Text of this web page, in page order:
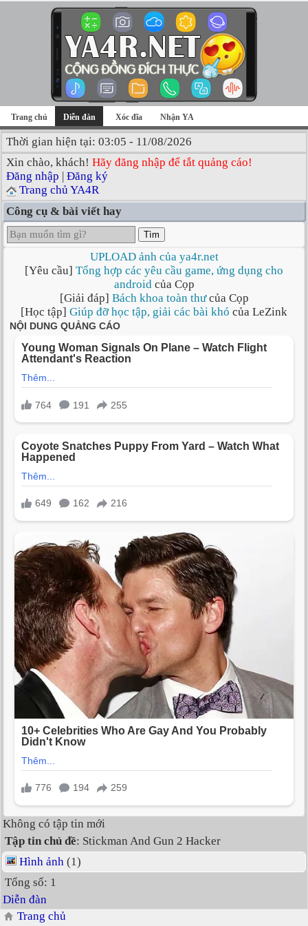
Trang chủ Diễn đàn Xóc đĩa Nhận YA
Thời gian hiện tại: 03:05 - 11/08/2026
Xin chào, khách! Hãy đăng nhập để tắt quảng cáo!
Đăng nhập | Đăng ký
Trang chủ YA4R
Công cụ & bài viết hay
Tìm
UPLOAD ảnh của ya4r.net
[Yêu cầu] Tổng hợp các yêu cầu game, ứng dụng cho
androidcủa Cọp
[Giải đáp] Bách khoa toàn thưcủa Cọp
[Học tập] Giúp đỡ học tập, giải các bài khó của LeZink
Không có tập tin mới
Tập tin chủ đề: Stickman And Gun 2 Hacker
Hình ảnh (1)
Tổng số: 1
Diễn đàn
Trang chủ